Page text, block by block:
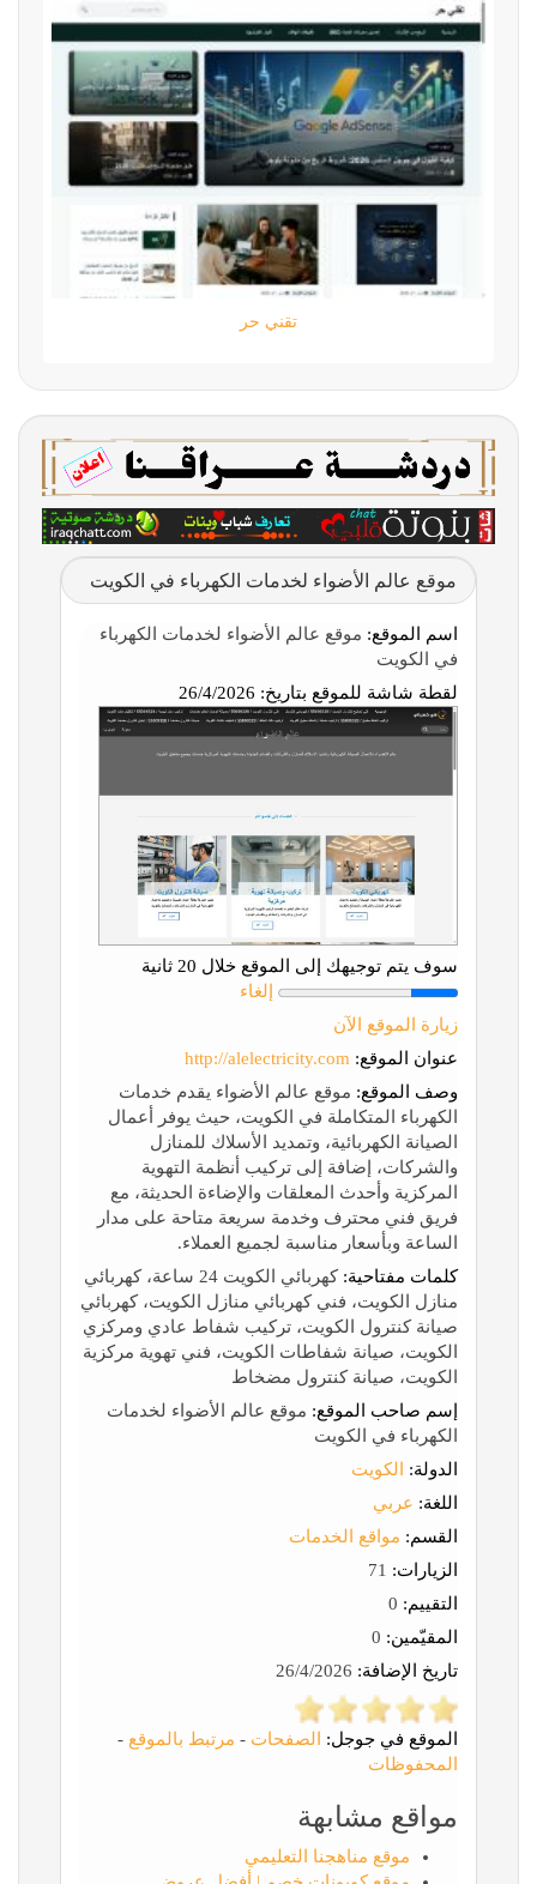
تقني حر
موقع عالم الأضواء لخدمات الكهرباء في الكويت
اسم الموقع: موقع عالم الأضواء لخدمات الكهرباء
في الكويت
لقطة شاشة للموقع بتاريخ:
سوف يتم توجيهك إلى الموقع خلال 20 ثانية
إلغاء
زيارة الموقع الآن
عنوان الموقع: http://alelectricity.com
وصف الموقع: موقع عالم الأضواء يقدم خدمات
الكهرباء المتكاملة في الكويت، حيث يوفر أعمال
الصيانة الكهربائية، وتمديد الأسلاك للمنازل
والشركات، إضافة إلى تركيب أنظمة التهوية
المركزية وأحدث المعلقات والإضاءة الحديثة، مع
فريق فني محترف وخدمة سريعة متاحة على مدار
الساعة وبأسعار مناسبة لجميع العملاء.
كلمات مفتاحية:
كهربائي الكويت 24 ساعة، كهربائي
منازل الكويت، فني كهربائي منازل الكويت، كهربائي
صيانة كنترول الكويت، تركيب شفاط عادي ومركزي
الكويت، صيانة شفاطات الكويت، فني تهوية مركزية
الكويت، صيانة كنترول مضخاط
إسم صاحب الموقع: موقع عالم الأضواء لخدمات
الكهرباء في الكويت
الدولة:
الكويت
اللغة: عربي
القسم: مواقع الخدمات
الزيارات:
التقييم:
المقيّمين:
تاريخ الإضافة:
الموقع في جوجل: الصفحات - مرتبط بالموقع -
المحفوظات
مواقع مشابهة
موقع مناهجنا التعليمي